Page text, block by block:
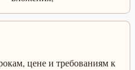
цене и требованиям к